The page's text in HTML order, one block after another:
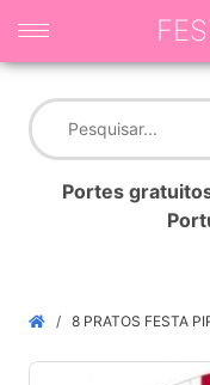
Portes
8 PRATOS FESTA